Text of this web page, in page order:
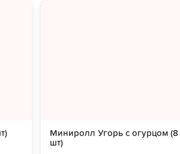
Миниролл Угорь с огурцом (8
шт)